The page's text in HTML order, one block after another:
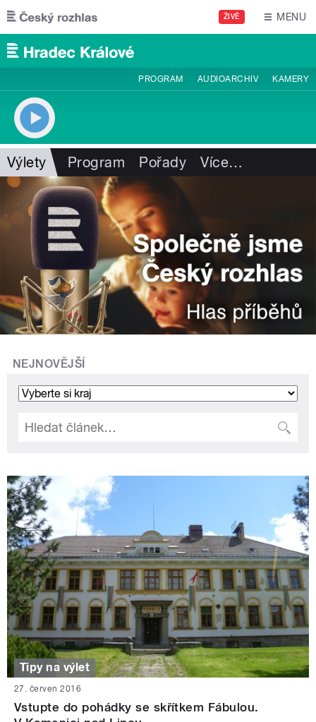
Přejít k hlavnímu obsahu
ŽIVĚ MENU
PROGRAM AUDIOARCHIV KAMERY
Výlety Program Pořady Více…
NEJNOVĚJŠÍ
Tipy na výlet
27. červen 2016
Vstupte do pohádky se skřítkem Fábulou.